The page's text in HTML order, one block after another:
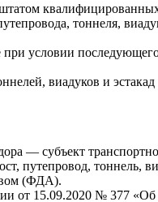
тоннеля,
условии последующего
виадуков и
— субъект
путепровод, тоннель,
(ФДА).
от 15.09.2020 № 377 «Об